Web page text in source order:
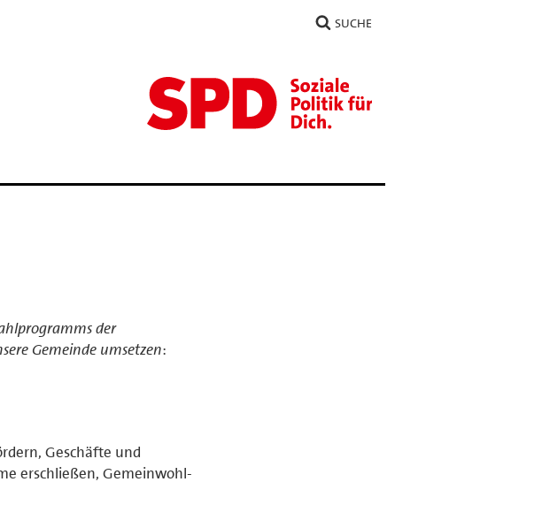
SUCHE
der
Gemeinde umsetzen:
Geschäfte und
erschließen, Gemeinwohl-